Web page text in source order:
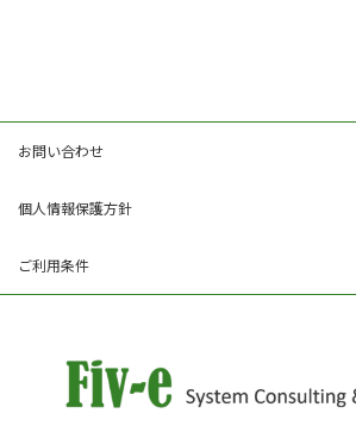
お問い合わせ
個人情報保護方針
ご利用条件